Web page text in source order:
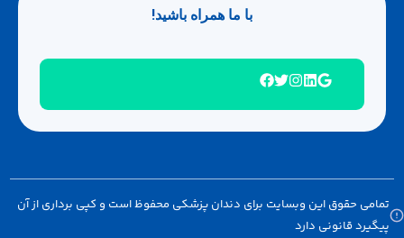
با ما همراه باشید!
حقوق این وبسایت برای دندان پزشکی محفوظ است و کپی برداری از آن
قانونی دارد